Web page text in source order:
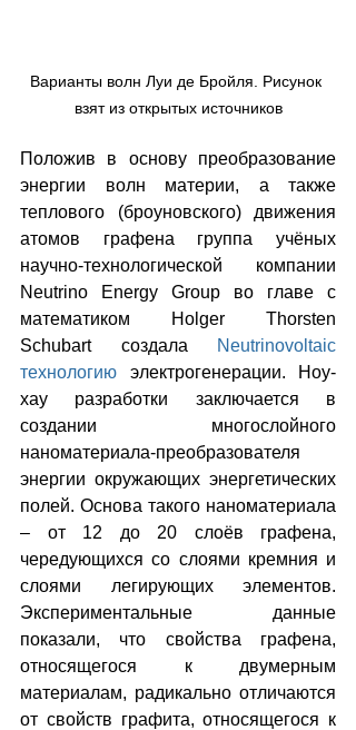
Варианты волн Луи де Бройля. Рисунок
взят из открытых источников
Положив в основу преобразование
энергии волн материи, а также
теплового (броуновского) движения
атомов графена группа учёных
научно-технологической компании
Neutrino Energy Group во главе с
математиком Holger Thorsten
Schubart создала
Neutrinovoltaic
технологию электрогенерации. Ноу-
хау разработки заключается в
создании многослойного
наноматериала-преобразователя
энергии окружающих энергетических
полей. Основа такого наноматериала
– от 12 до 20 слоёв графена,
чередующихся со слоями кремния и
слоями легирующих элементов.
Экспериментальные данные
показали, что свойства графена,
относящегося к двумерным
материалам, радикально отличаются
от свойств графита, относящегося к